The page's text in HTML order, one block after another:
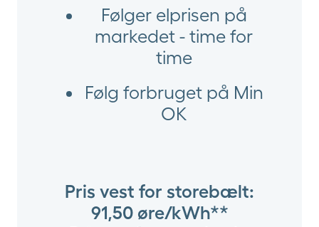
Følger elprisen på
markedet - time for
time
Følg forbruget på Min
OK
Pris vest for storebælt:
91,50 øre/kWh**